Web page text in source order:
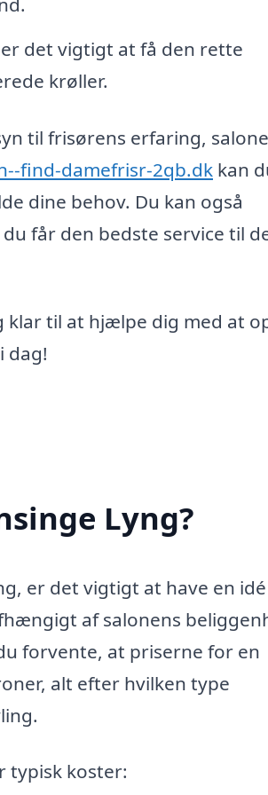
det vigtigt at få den rette
krøller.
til frisørens erfaring,
find-damefrisr-2qb.dk kan
dine behov. Du kan også
får den bedste service til
klar til at hjælpe dig med at
dag!
Lyng?
er det vigtigt at have en
af salonens
forvente, at priserne for en
alt efter hvilken type
typisk koster: